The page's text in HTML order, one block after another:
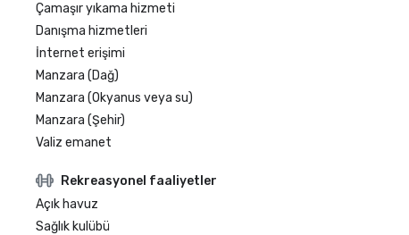
Çamaşır yıkama hizmeti
Danışma hizmetleri
İnternet erişimi
Manzara (Dağ)
Manzara (Okyanus veya su)
Manzara (Şehir)
Valiz emanet
Rekreasyonel faaliyetler
Açık havuz
Sağlık kulübü